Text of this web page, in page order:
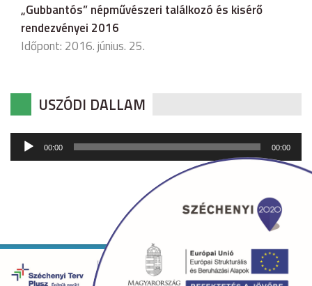
„Gubbantós” népművészeri találkozó és kisérő
rendezvényei 2016
Időpont: 2016. június. 25.
USZÓDI DALLAM
Audió
lejátszó
00:00 00:00
Copyright © 2026 uszod.hu Minden jog fenntartva. •